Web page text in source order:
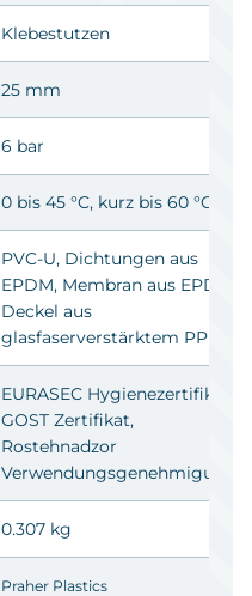
Klebestutzen
25 mm
6 bar
0 bis 45 °C, kurz bis 60 °C
PVC-U, Dichtungen aus
EPDM, Membran aus EPDM
Deckel aus
glasfaserverstärktem PP
EURASEC Hygienezertifikat,
GOST Zertifikat,
Rostehnadzor
Verwendungsgenehmigung
0.307 kg
Praher Plastics